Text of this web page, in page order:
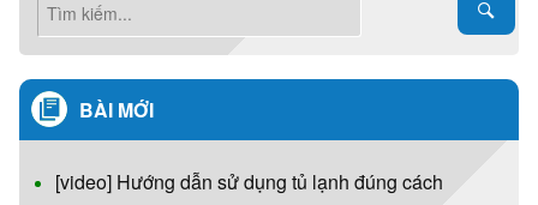
BÀI MỚI
[video] Hướng dẫn sử dụng tủ lạnh đúng cách